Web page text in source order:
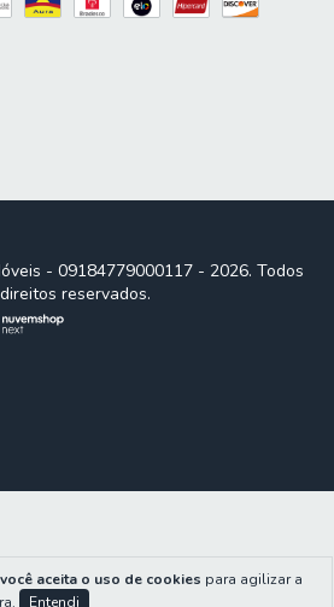
você aceita o uso de cookies para agilizar a
Entendi
- 09184779000117 - 2026. Todos
reservados.